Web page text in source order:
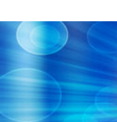
to
content